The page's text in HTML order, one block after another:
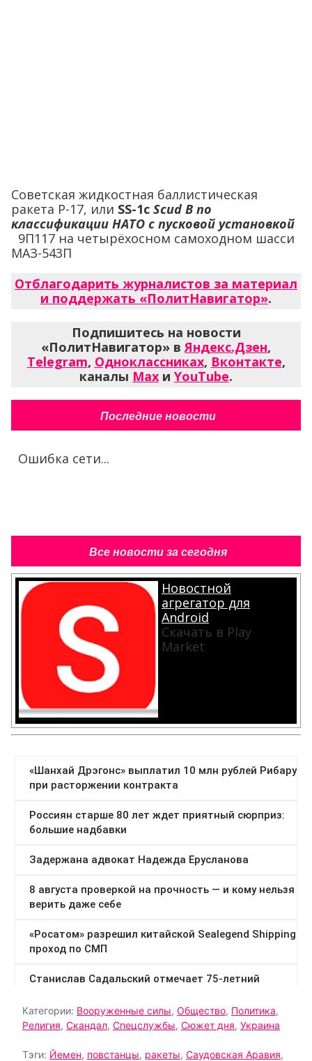
Советская жидкостная баллистическая
ракета Р-17, или SS-1c Scud B по
классификации НАТО с пусковой установкой
9П117 на четырёхосном самоходном шасси
МАЗ-543П
Отблагодарить журналистов за материал
и поддержать «ПолитНавигатор».
Подпишитесь на новости
«ПолитНавигатор» в Яндекс.Дзен,
Telegram, Одноклассниках, Вконтакте,
каналы Max и YouTube.
Последние новости
Ошибка сети...
Все новости за сегодня
Новостной
агрегатор для
Android
Скачать в Play
Market
Категории: Вооруженные силы, Общество, Политика,
Религия, Скандал, Спецслужбы, Сюжет дня, Украина
Тэги: Йемен, повстанцы, ракеты, Саудовская Аравия,